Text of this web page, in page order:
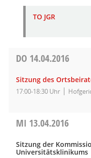
TO JGR
DO 14.04.2016
Sitzung des
17:00-18:30 Uhr
MI 13.04.2016
Sitzung der
Universitätsklinikums